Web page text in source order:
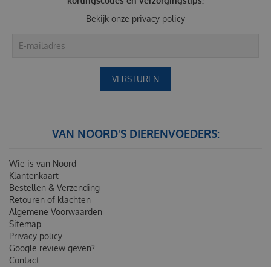
Bekijk onze privacy policy
VAN NOORD'S DIERENVOEDERS:
Wie is van Noord
Klantenkaart
Bestellen & Verzending
Retouren of klachten
Algemene Voorwaarden
Sitemap
Privacy policy
Google review geven?
Contact